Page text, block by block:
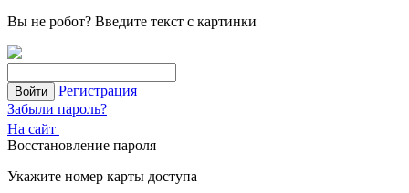
Вы не робот? Введите текст с картинки
Войти
Регистрация
Забыли пароль?
На сайт
Восстановление пароля
Укажите номер карты доступа